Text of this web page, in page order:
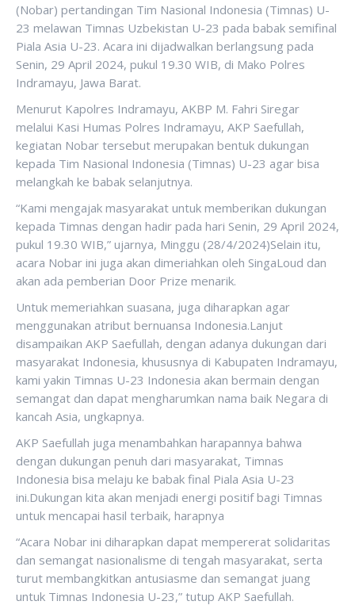
(Nobar) pertandingan Tim Nasional Indonesia (Timnas) U-
23 melawan Timnas Uzbekistan U-23 pada babak semifinal
Piala Asia U-23. Acara ini dijadwalkan berlangsung pada
Senin, 29 April 2024, pukul 19.30 WIB, di Mako Polres
Indramayu, Jawa Barat.
Menurut Kapolres Indramayu, AKBP M. Fahri Siregar
melalui Kasi Humas Polres Indramayu, AKP Saefullah,
kegiatan Nobar tersebut merupakan bentuk dukungan
kepada Tim Nasional Indonesia (Timnas) U-23 agar bisa
melangkah ke babak selanjutnya.
“Kami mengajak masyarakat untuk memberikan dukungan
kepada Timnas dengan hadir pada hari Senin, 29 April 2024,
pukul 19.30 WIB,” ujarnya, Minggu (28/4/2024)Selain itu,
acara Nobar ini juga akan dimeriahkan oleh SingaLoud dan
akan ada pemberian Door Prize menarik.
Untuk memeriahkan suasana, juga diharapkan agar
menggunakan atribut bernuansa Indonesia.Lanjut
disampaikan AKP Saefullah, dengan adanya dukungan dari
masyarakat Indonesia, khususnya di Kabupaten Indramayu,
kami yakin Timnas U-23 Indonesia akan bermain dengan
semangat dan dapat mengharumkan nama baik Negara di
kancah Asia, ungkapnya.
AKP Saefullah juga menambahkan harapannya bahwa
dengan dukungan penuh dari masyarakat, Timnas
Indonesia bisa melaju ke babak final Piala Asia U-23
ini.Dukungan kita akan menjadi energi positif bagi Timnas
untuk mencapai hasil terbaik, harapnya
“Acara Nobar ini diharapkan dapat mempererat solidaritas
dan semangat nasionalisme di tengah masyarakat, serta
turut membangkitkan antusiasme dan semangat juang
untuk Timnas Indonesia U-23,” tutup AKP Saefullah.